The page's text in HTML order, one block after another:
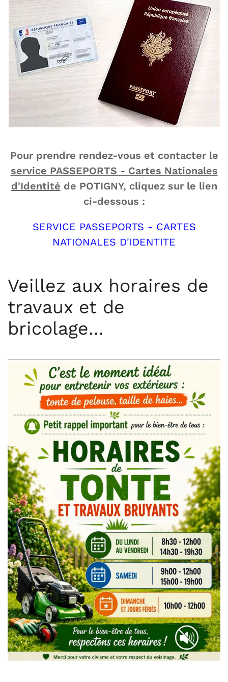
Pour prendre rendez-vous et contacter le
service PASSEPORTS - Cartes Nationales
d'Identité de POTIGNY, cliquez sur le lien
ci-dessous :
SERVICE PASSEPORTS - CARTES
NATIONALES D'IDENTITE
Veillez aux horaires de
travaux et de
bricolage...